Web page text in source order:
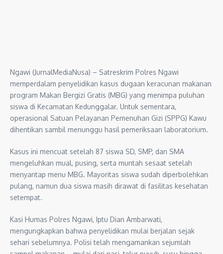
Ngawi (JurnalMediaNusa) – Satreskrim Polres Ngawi
memperdalam penyelidikan kasus dugaan keracunan makanan
program Makan Bergizi Gratis (MBG) yang menimpa puluhan
siswa di Kecamatan Kedunggalar. Untuk sementara,
operasional Satuan Pelayanan Pemenuhan Gizi (SPPG) Kawu
dihentikan sambil menunggu hasil pemeriksaan laboratorium.
Kasus ini mencuat setelah 87 siswa SD, SMP, dan SMA
mengeluhkan mual, pusing, serta muntah sesaat setelah
menyantap menu MBG. Mayoritas siswa sudah diperbolehkan
pulang, namun dua siswa masih dirawat di fasilitas kesehatan
setempat.
Kasi Humas Polres Ngawi, Iptu Dian Ambarwati,
mengungkapkan bahwa penyelidikan mulai berjalan sejak
sehari sebelumnya. Polisi telah mengamankan sejumlah